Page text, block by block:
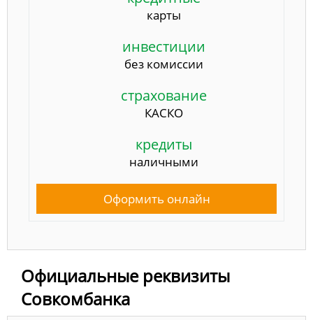
карты
инвестиции
без комиссии
страхование
КАСКО
кредиты
наличными
Оформить онлайн
Официальные реквизиты
Совкомбанка